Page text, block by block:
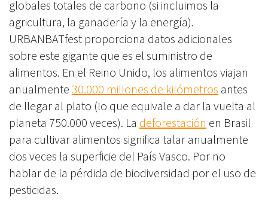
globales totales de carbono (si incluimos la
agricultura, la ganadería y la energía).
URBANBATfest proporciona datos adicionales
sobre este gigante que es el suministro de
alimentos. En el Reino Unido, los alimentos viajan
anualmente 30.000 millones de kilómetros antes
de llegar al plato (lo que equivale a dar la vuelta al
planeta 750.000 veces). La deforestación en Brasil
para cultivar alimentos significa talar anualmente
dos veces la superficie del País Vasco. Por no
hablar de la pérdida de biodiversidad por el uso de
pesticidas.